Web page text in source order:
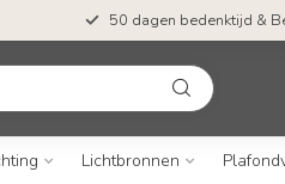
50 dagen bedenktijd &
Lichtbronnen